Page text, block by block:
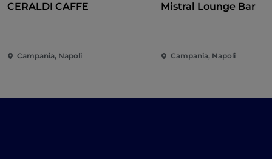
CERALDI CAFFE
Campania, Napoli
Mistral Lounge Bar
Campania, Napoli